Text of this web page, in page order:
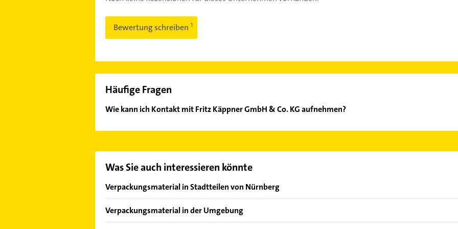
Bewertung schreiben
Häufige Fragen
Wie kann ich Kontakt mit Fritz Käppner GmbH & Co. KG aufnehmen?
Was Sie auch interessieren könnte
Verpackungsmaterial in Stadtteilen von Nürnberg
Gleißhammer
Verpackungsmaterial in der Umgebung